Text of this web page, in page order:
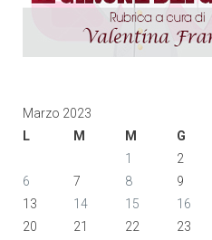
Marzo 2023
L
M M G
1
2
6
7 8 9
13
14 15 16
20
21 22 23